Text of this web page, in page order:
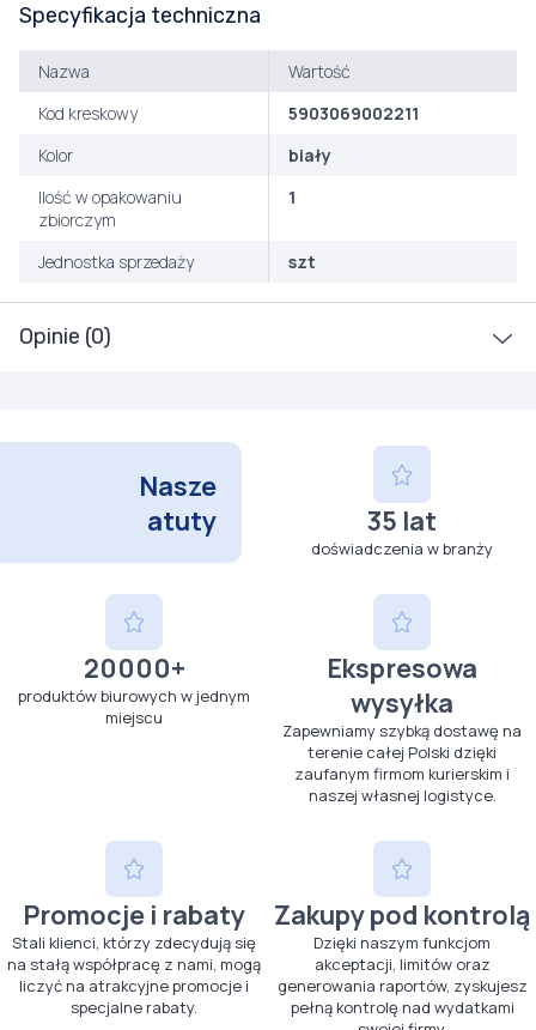
Opinie (0)
Specyfikacja techniczna
Nazwa
Wartość
Kod kreskowy
5903069002211
Kolor
biały
Ilość w opakowaniu
zbiorczym
1
Jednostka sprzedaży szt
Nasze
atuty
35 lat
doświadczenia w branży
20000+
produktów biurowych w jednym
miejscu
Ekspresowa
wysyłka
Zapewniamy szybką dostawę na
terenie całej Polski dzięki
zaufanym firmom kurierskim i
naszej własnej logistyce.
Promocje i rabaty
Stali klienci, którzy zdecydują się
na stałą współpracę z nami, mogą
liczyć na atrakcyjne promocje i
specjalne rabaty.
Zakupy pod kontrolą
Dzięki naszym funkcjom
akceptacji, limitów oraz
generowania raportów, zyskujesz
pełną kontrolę nad wydatkami